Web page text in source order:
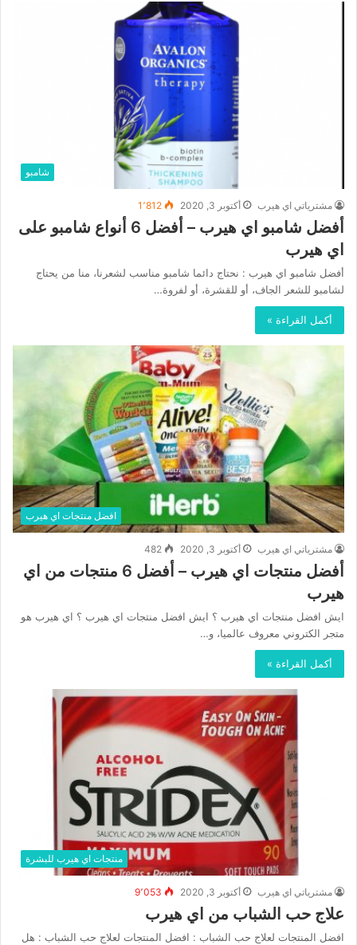
شامبو
مشترياتي اي هيرب أكتوبر 3, 2020 1٬812
أفضل شامبو اي هيرب – أفضل 6 أنواع شامبو على
اي هيرب
أفضل شامبو اي هيرب : نحتاج دائما شامبو مناسب لشعرنا، منا من يحتاج
لشامبو للشعر الجاف، أو للقشرة، أو لفروة…
أكمل القراءة »
افضل منتجات اي هيرب
مشترياتي اي هيرب أكتوبر 3, 2020 482
أفضل منتجات اي هيرب – أفضل 6 منتجات من اي
هيرب
ايش افضل منتجات اي هيرب ؟ ايش افضل منتجات اي هيرب ؟ اي هيرب هو
متجر الكتروني معروف عالميا، و…
أكمل القراءة »
منتجات اي هيرب للبشرة
مشترياتي اي هيرب أكتوبر 3, 2020 9٬053
علاج حب الشباب من اي هيرب
افضل المنتجات لعلاج حب الشباب : افضل المنتجات لعلاج حب الشباب : هل